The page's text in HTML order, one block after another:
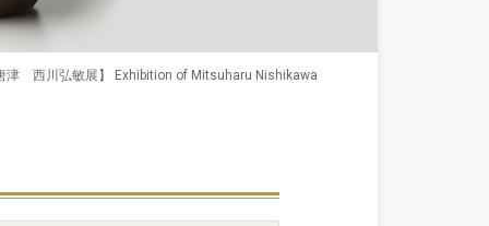
津 西川弘敏展】 Exhibition of Mitsuharu Nishikawa